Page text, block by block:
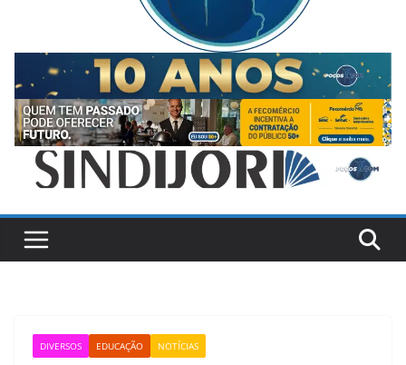
DIVERSOS EDUCAÇÃO NOTÍCIAS